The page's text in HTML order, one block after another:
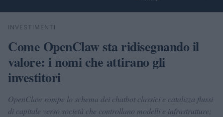
Cerca
INVESTIMENTI
Come OpenClaw sta ridisegnando il
valore: i nomi che attirano gli
investitori
OpenClaw rompe lo schema dei chatbot classici e catalizza flussi
di capitale verso società che controllano modelli e infrastrutture;